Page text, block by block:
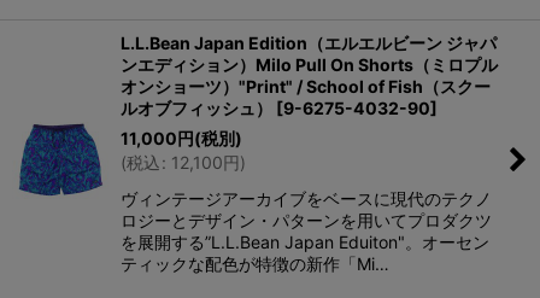
L.L.Bean Japan Edition（エルエルビーン ジャパ
ンエディション）Milo Pull On Shorts（ミロプル
オンショーツ）"Print" / School of Fish（スクー
ルオブフィッシュ）
[9-6275-4032-90]
11,000 円(税別)
(税込: 12,100 円 )
ヴィンテージアーカイブをベースに現代のテクノ
ロジーとデザイン・パターンを用いてプロダクツ
を展開する”L.L.Bean Japan Eduiton"。オーセン
ティックな配色が特徴の新作「Mi…